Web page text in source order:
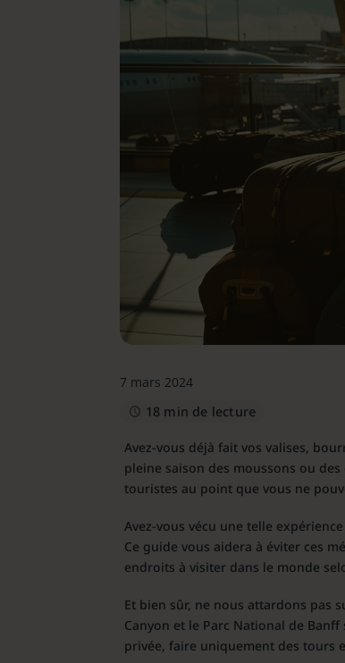
7 mars 2024
18 min de lecture
Avez-vous déjà fait vos valises,
pleine saison des moussons ou
touristes au point que vous ne
Avez-vous vécu une telle
Ce guide vous aidera à éviter ces
endroits à visiter dans le monde
Et bien sûr, ne nous attardons pas
Canyon et le Parc National de
privée, faire uniquement des tours